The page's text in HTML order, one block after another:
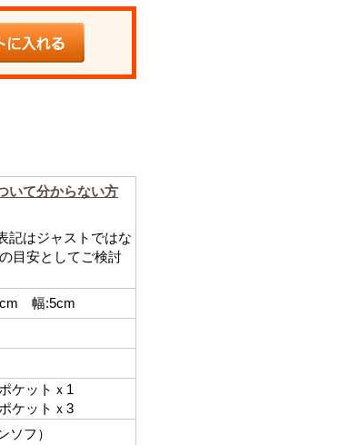
いて分からない方
記はジャストではな
目安としてご検討
幅:5cm
ケットｘ1
ケットｘ3
ソフ）